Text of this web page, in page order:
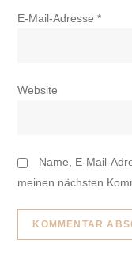
E-Mail-Adresse*
Website
Name, E-Mail-
meinen nächsten